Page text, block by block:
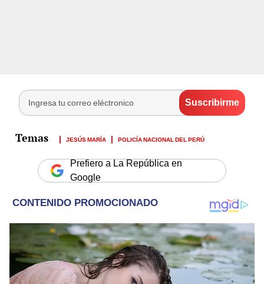
JESÚS MARÍA POLICÍA NACIONAL DEL PERÚ
Prefiero a La República en
Google